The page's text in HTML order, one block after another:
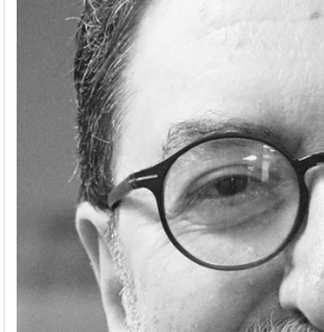
Saadete Geçiş
Mutlulukladır